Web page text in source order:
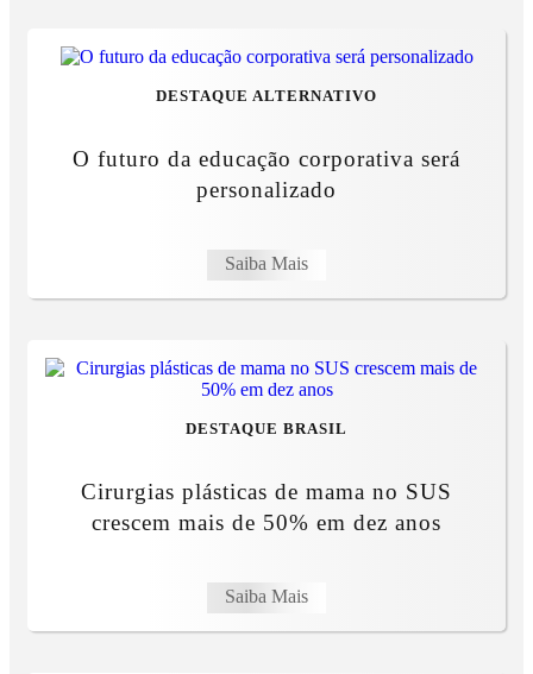
DESTAQUE ALTERNATIVO
O futuro da educação corporativa será
personalizado
Saiba Mais
DESTAQUE BRASIL
Cirurgias plásticas de mama no SUS
crescem mais de 50% em dez anos
Saiba Mais